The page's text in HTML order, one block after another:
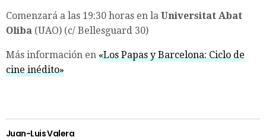
Comenzará a las 19:30 horas en la Universitat Abat
Oliba (UAO) (c/ Bellesguard 30)
Más información en «Los Papas y Barcelona: Ciclo de
cine inédito»
Juan-Luis Valera